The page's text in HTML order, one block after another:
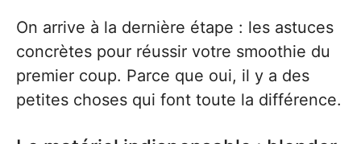
On arrive à la dernière étape : les astuces
concrètes pour réussir votre smoothie du
premier coup. Parce que oui, il y a des
petites choses qui font toute la différence.